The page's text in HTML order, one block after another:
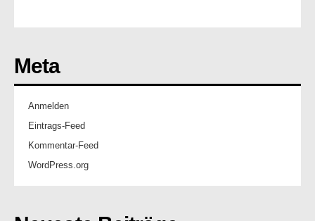
Meta
Anmelden
Eintrags-Feed
Kommentar-Feed
WordPress.org